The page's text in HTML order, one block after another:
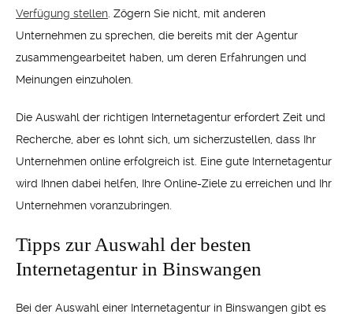
Verfügung stellen . Zögern Sie nicht, mit anderen
Unternehmen zu sprechen, die bereits mit der Agentur
zusammengearbeitet haben, um deren Erfahrungen und
Meinungen einzuholen.
Die Auswahl der richtigen Internetagentur erfordert Zeit und
Recherche, aber es lohnt sich, um sicherzustellen, dass Ihr
Unternehmen online erfolgreich ist. Eine gute Internetagentur
wird Ihnen dabei helfen, Ihre Online-Ziele zu erreichen und Ihr
Unternehmen voranzubringen.
Tipps zur Auswahl der besten
Internetagentur in Binswangen
Bei der Auswahl einer Internetagentur in Binswangen gibt es